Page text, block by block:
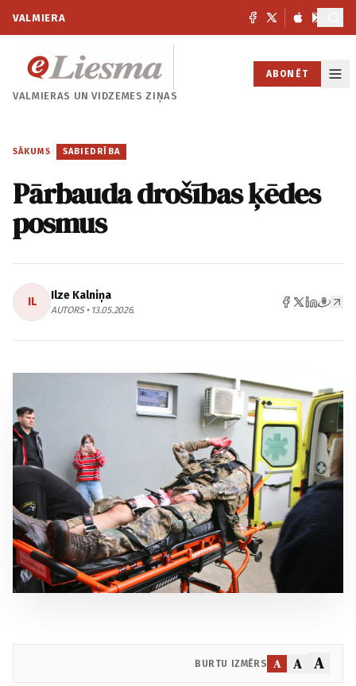
VALMIERA
VALMIERAS UNVIDZEMES ZIŅAS
ABONĒT
SĀKUMS / SABIEDRĪBA
Pārbauda drošības ķēdes
posmus
IL Ilze Kalniņa
AUTORS • 13.05.2026.
BURTU IZMĒRS A A A